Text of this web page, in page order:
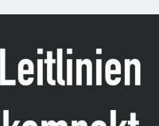
DGAI